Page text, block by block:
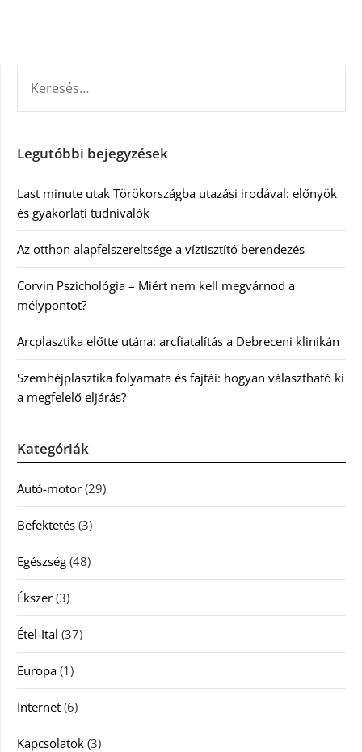
Legutóbbi bejegyzések
Last minute utak Törökországba utazási irodával: előnyök
és gyakorlati tudnivalók
Az otthon alapfelszereltsége a víztisztító berendezés
Corvin Pszichológia – Miért nem kell megvárnod a
mélypontot?
Arcplasztika előtte utána: arcfiatalítás a Debreceni klinikán
Szemhéjplasztika folyamata és fajtái: hogyan választható ki
a megfelelő eljárás?
Kategóriák
Autó-motor (29)
Befektetés (3)
Egészség (48)
Ékszer (3)
Étel-Ital (37)
Europa (1)
Internet (6)
Kapcsolatok (3)